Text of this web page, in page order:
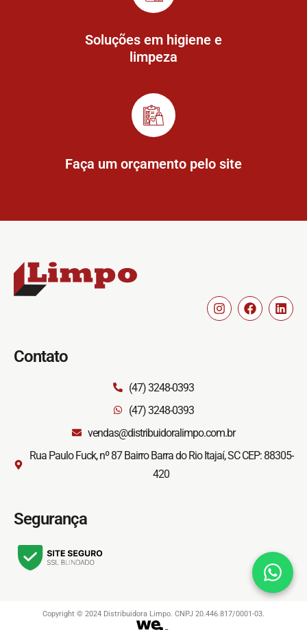
Soluções em higiene e
limpeza
Faça um orçamento pelo site
Contato
(47) 3248-0393
(47) 3248-0393
vendas@distribuidoralimpo.com.br
Rua Paulo Fuck, nº 87 Bairro Barra do Rio Itajaí, SC CEP: 88305-
420
Segurança
Copyright © 2024 Distribuidora Limpo. CNPJ 20.446.817/0001-03.